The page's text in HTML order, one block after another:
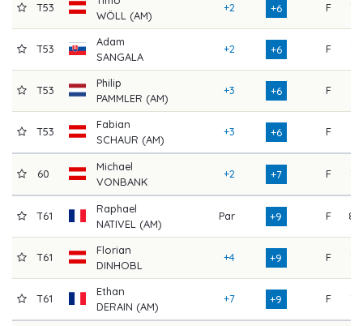
T53
WÖLL (AM)
+2 +6 F 75
T53
Adam
SANGALA
+2 +6 F 75
T53
Philip
PAMMLER (AM)
+3 +6 F
T53
Fabian
SCHAUR (AM)
+3 +6 F
60
Michael
VONBANK
+2 +7 F 76
T61
Raphael
NATIVEL (AM)
Par +9 F 80
T61
Florian
DINHOBL
+4 +9 F 76
T61
Ethan
DERAIN (AM)
+7 +9 F 73